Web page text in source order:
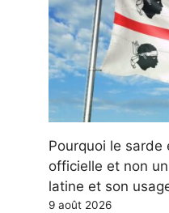
Pourquoi le sarde
officielle et non
latine et son
9 août 2026